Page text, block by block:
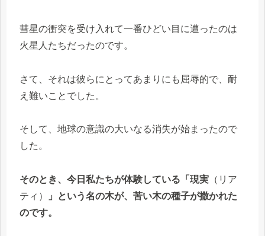
彗星の衝突を受け入れて一番ひどい目に遭ったのは
火星人たちだったのです。
さて、それは彼らにとってあまりにも屈辱的で、耐
え難いことでした。
そして、地球の意識の大いなる消失が始まったので
した。
そのとき、今日私たちが体験している「現実 （リア
ティ）
」という名の木が、苦い木の種子が撒かれた
のです。